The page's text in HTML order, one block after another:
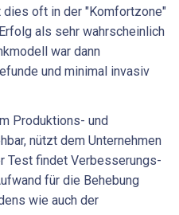
oft in der "Komfort­zone"
als sehr wahrschein­lich
war dann
und minimal invasiv
Produktions- und
nützt dem Unternehmen
Test findet Verbesserungs­
für die Behebung
wie auch der